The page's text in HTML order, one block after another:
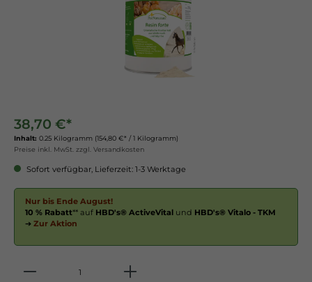
38,70 €*
Inhalt: 0.25 Kilogramm (154,80 €* / 1 Kilogramm)
Preise inkl. MwSt. zzgl. Versandkosten
Sofort verfügbar, Lieferzeit: 1-3 Werktage
Nur bis Ende August!
10 % Rabatt** auf HBD's® ActiveVital und HBD's® Vitalo - TKM
➔ Zur Aktion